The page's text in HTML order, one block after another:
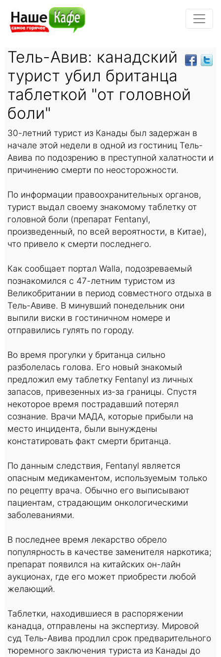
Тель-Авив: канадский
турист убил британца
таблеткой "от головной
боли"
30-летний турист из Канады был задержан в
начале этой недели в одной из гостиниц Тель-
Авива по подозрению в преступной халатности и
причинению смерти по неосторожности.
По информации правоохранительных органов,
турист выдал своему знакомому таблетку от
головной боли (препарат Fentanyl,
произведенный, по всей вероятности, в Китае),
что привело к смерти последнего.
Как сообщает портал Walla, подозреваемый
познакомился с 47-летним туристом из
Великобритании в период совместного отдыха в
Тель-Авиве. В минувший понедельник они
выпили виски в гостиничном номере и
отправились гулять по городу.
Во время прогулки у британца сильно
разболелась голова. Его новый знакомый
предложил ему таблетку Fentanyl из личных
запасов, привезенных из-за границы. Спустя
некоторое время пострадавший потерял
сознание. Врачи МАДА, которые прибыли на
место инцидента, были вынуждены
констатировать факт смерти британца.
По данным следствия, Fentanyl является
опасным медикаментом, используемым только
по рецепту врача. Обычно его выписывают
пациентам, страдающим онкологическими
заболеваниями.
В последнее время лекарство обрело
популярность в качестве заменителя наркотика;
препарат появился на китайских он-лайн
аукционах, где его может приобрести любой
желающий.
Таблетки, находившиеся в распоряжении
канадца, отправлены на экспертизу. Мировой
суд Тель-Авива продлил срок предварительного
тюремного заключения туриста из Канады до